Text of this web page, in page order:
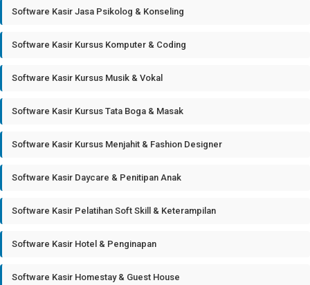
Software Kasir Jasa Psikolog & Konseling
Software Kasir Kursus Komputer & Coding
Software Kasir Kursus Musik & Vokal
Software Kasir Kursus Tata Boga & Masak
Software Kasir Kursus Menjahit & Fashion Designer
Software Kasir Daycare & Penitipan Anak
Software Kasir Pelatihan Soft Skill & Keterampilan
Software Kasir Hotel & Penginapan
Software Kasir Homestay & Guest House